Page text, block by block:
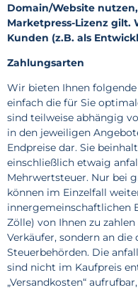
Domain/Website
Marketpress-Lizenz gilt.
Kunden (z.B. als
Zahlungsarten
Wir bieten Ihnen
einfach die für Sie
sind teilweise abhängig
in den jeweiligen
Endpreise dar. Sie
einschließlich etwaig
Mehrwertsteuer. Nur bei
können im Einzelfall
innergemeinschaftlichen
Zölle) von Ihnen zu
Verkäufer, sondern an
Steuerbehörden. Die
sind nicht im Kaufpreis
„Versandkosten“